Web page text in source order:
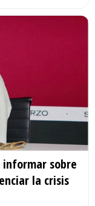
informar sobre
la crisis